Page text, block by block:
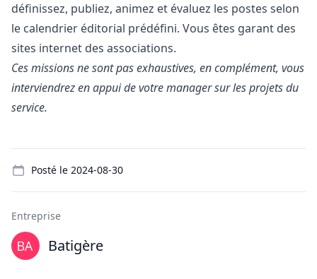
définissez, publiez, animez et évaluez les postes selon
le calendrier éditorial prédéfini. Vous êtes garant des
sites internet des associations.
Ces missions ne sont pas exhaustives, en complément, vous
interviendrez en appui de votremanagersur les projets du
service.
Posté le 2024-08-30
Entreprise
Batigère